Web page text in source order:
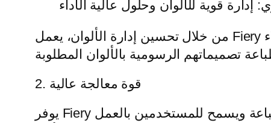
إدارة قوية للألوان وحلول عالية الأداء
من خلال تحسين إدارة الألوان، يعمل Fiery على تحسين جودة الطباعة ويضمن الحصول على نتائج متسقة. وبهذه الطريقة، يمكن للعملاء
2. قوة معالجة عالية
يوفر Fiery قوة معالجة عالية بفضل بنيته القوية للأجهزة والبرامج. يؤدي ذلك إلى تسريع عمليات الطباعة ويسمح للمستخدمين بالعمل